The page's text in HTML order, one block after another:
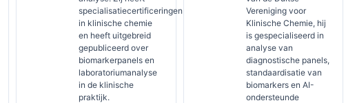
specialisatiecertificeringen
in klinische chemie
en heeft uitgebreid
gepubliceerd over
biomarkerpanels en
laboratoriumanalyse
in de klinische
praktijk.
Vereniging voor
Klinische Chemie, hij
is gespecialiseerd in
analyse van
diagnostische panels,
standaardisatie van
biomarkers en AI-
ondersteunde